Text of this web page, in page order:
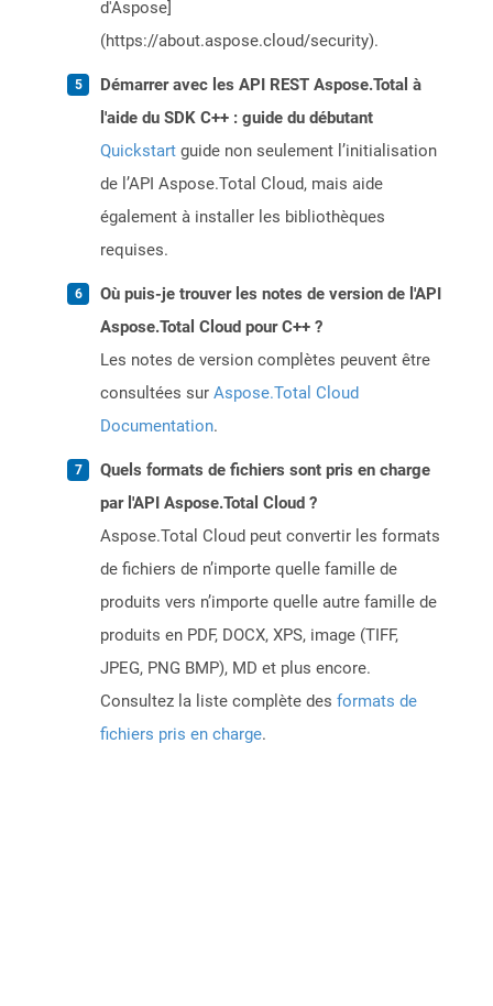
d'Aspose]
(https://about.aspose.cloud/security).
Démarrer avec les API REST Aspose.Total à
l'aide du SDK C++ : guide du débutant
Quickstart guide non seulement l’initialisation
de l’API Aspose.Total Cloud, mais aide
également à installer les bibliothèques
requises.
Où puis-je trouver les notes de version de l'API
Aspose.Total Cloud pour C++ ?
Les notes de version complètes peuvent être
consultées sur Aspose.Total Cloud
Documentation.
Quels formats de fichiers sont pris en charge
par l'API Aspose.Total Cloud ?
Aspose.Total Cloud peut convertir les formats
de fichiers de n’importe quelle famille de
produits vers n’importe quelle autre famille de
produits en PDF, DOCX, XPS, image (TIFF,
JPEG, PNG BMP), MD et plus encore.
Consultez la liste complète des formats de
fichiers pris en charge.